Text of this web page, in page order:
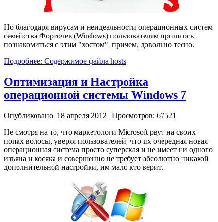
Но благодаря вирусам и неидеальности операционных систем
семейства Форточек (Windows) пользователям пришлось
познакомиться с этим "хостом", причем, довольно тесно.
Подробнее: Содержимое файла hosts
Оптимизация и Настройка
операционной системы Windows 7
Опубликовано: 18 апреля 2012 | Просмотров: 67521
Не смотря на то, что маркетологи Microsoft рвут на своих
попах волосы, уверяя пользователей, что их очередная новая
операционная система просто суперская и не имеет ни одного
изъяна и косяка и совершенно не требует абсолютно никакой
дополнительной настройки, им мало кто верит.